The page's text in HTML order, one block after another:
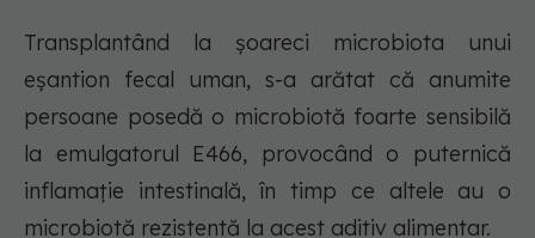
Transplantând la şoareci microbiota unui
eşantion fecal uman, s-a arătat că anumite
persoane posedă o microbiotă foarte sensibilă
la emulgatorul E466, provocând o puternică
inflamaţie intestinală, în timp ce altele au o
microbiotă rezistentă la acest aditiv alimentar.